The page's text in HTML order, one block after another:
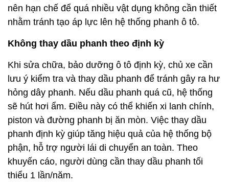
nên hạn chế để quá nhiều vật dụng không cần thiết
nhằm tránh tạo áp lực lên hệ thống phanh ô tô.
Không thay dầu phanh theo định kỳ
Khi sửa chữa, bảo dưỡng ô tô định kỳ, chủ xe cần
lưu ý kiểm tra và thay dầu phanh để tránh gây ra hư
hỏng dây phanh. Nếu dầu phanh quá cũ, hệ thống
sẽ hút hơi ẩm. Điều này có thể khiến xi lanh chính,
piston và đường phanh bị ăn mòn. Việc thay dầu
phanh định kỳ giúp tăng hiệu quả của hệ thống bộ
phận, hỗ trợ người lái di chuyển an toàn. Theo
khuyến cáo, người dùng cần thay dầu phanh tối
thiểu 1 lần/năm.